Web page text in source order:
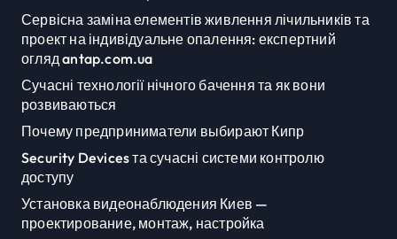
Сервісна заміна елементів живлення лічильників та
проект на індивідуальне опалення: експертний
огляд antap.com.ua
Сучасні технології нічного бачення та як вони
розвиваються
Почему предприниматели выбирают Кипр
Security Devices та сучасні системи контролю
доступу
Установка видеонаблюдения Киев —
проектирование, монтаж, настройка